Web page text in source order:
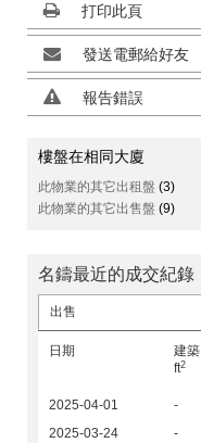
打印此頁
發送電郵給好友
報告錯誤
樓盤在相同大廈
此物業的其它出租盤 (3)
此物業的其它出售盤 (9)
名鑄最近的成交紀錄
出售
日期
建築
ft2
2025-04-01 -
2025-03-24
-